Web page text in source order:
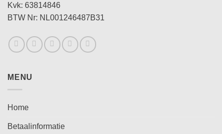
Kvk: 63814846
BTW Nr: NL001246487B31
MENU
Home
Betaalinformatie